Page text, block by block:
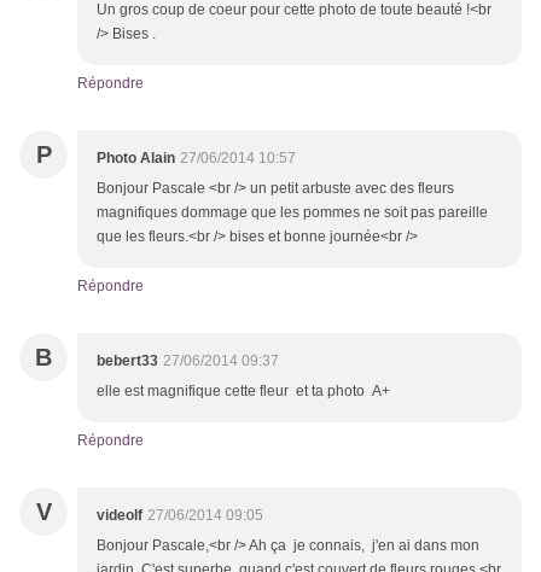
Un gros coup de coeur pour cette photo de toute beauté !<br
/> Bises .
Répondre
P Photo Alain 27/06/2014 10:57
Bonjour Pascale <br /> un petit arbuste avec des fleurs
magnifiques dommage que les pommes ne soit pas pareille
que les fleurs.<br /> bises et bonne journée<br />
Répondre
B bebert33 27/06/2014 09:37
elle est magnifique cette fleur et ta photo A+
Répondre
V videolf 27/06/2014 09:05
Bonjour Pascale,<br /> Ah ça je connais, j'en ai dans mon